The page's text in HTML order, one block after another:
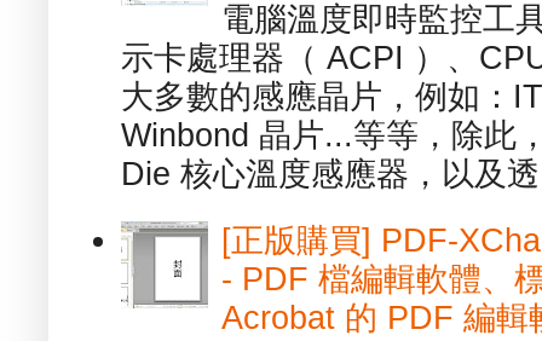
電腦溫度即時監控工
示卡處理器（ ACPI ）、
大多數的感應晶片，例如：
Winbond 晶片...等等，除此
Die 核心溫度感應器，以及
[正版購買] PDF-
- PDF 檔編輯軟體、
Acrobat 的 PDF 編輯